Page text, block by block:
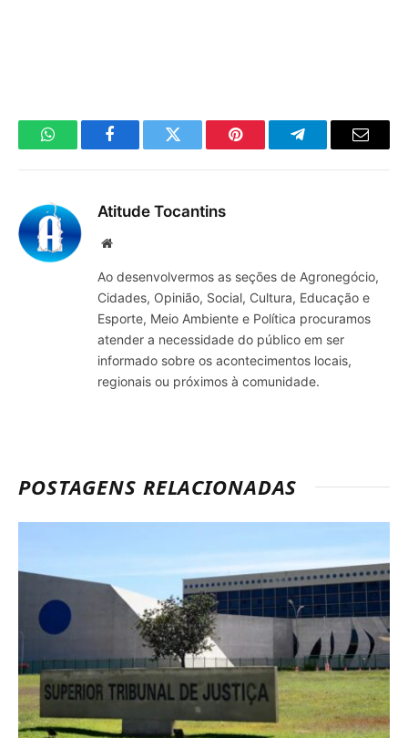
WhatsAppFacebookTwitter Pinterest TelegramaE-
Atitude Tocantins
Site
Ao desenvolvermos as seções de Agronegócio,
Cidades, Opinião, Social, Cultura, Educação e
Esporte, Meio Ambiente e Política procuramos
atender a necessidade do público em ser
informado sobre os acontecimentos locais,
regionais ou próximos à comunidade.
POSTAGENS RELACIONADAS